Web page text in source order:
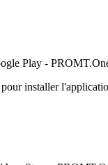
installer